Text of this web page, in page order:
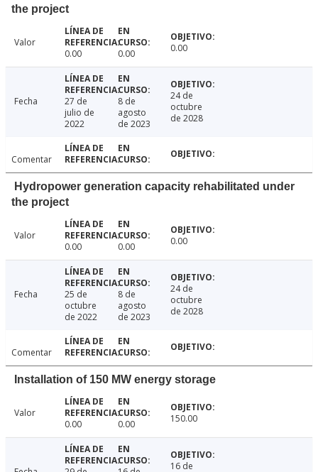
the project
Valor
0.00
0.00 0.00
Fecha
27 de
julio de
2022
8 de
agosto
de 2023
24 de
octubre
de 2028
Comentar
Hydropower generation capacity rehabilitated under
the project
Valor
0.00
0.00 0.00
Fecha
25 de
octubre
de 2022
8 de
agosto
de 2023
24 de
octubre
de 2028
Comentar
Installation of 150 MW energy storage
Valor
0.00
0.00 150.00
16 de